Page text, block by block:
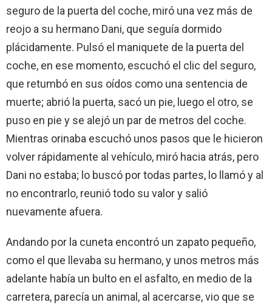
seguro de la puerta del coche, miró una vez más de
reojo a su hermano Dani, que seguía dormido
plácidamente. Pulsó el maniquete de la puerta del
coche, en ese momento, escuchó el clic del seguro,
que retumbó en sus oídos como una sentencia de
muerte; abrió la puerta, sacó un pie, luego el otro, se
puso en pie y se alejó un par de metros del coche.
Mientras orinaba escuchó unos pasos que le hicieron
volver rápidamente al vehículo, miró hacia atrás, pero
Dani no estaba; lo buscó por todas partes, lo llamó y al
no encontrarlo, reunió todo su valor y salió
nuevamente afuera.
Andando por la cuneta encontró un zapato pequeño,
como el que llevaba su hermano, y unos metros más
adelante había un bulto en el asfalto, en medio de la
carretera, parecía un animal, al acercarse, vio que se